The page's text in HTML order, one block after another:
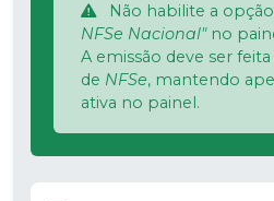
Não habilite a opção
NFSe Nacional"no
A emissão deve ser
de NFSe, mantendo
ativa no painel.